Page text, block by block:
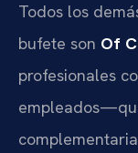
Todos los
bufete son Of
profesionales